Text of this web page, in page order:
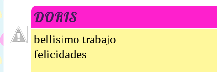
DORIS
bellisimo trabajo
felicidades